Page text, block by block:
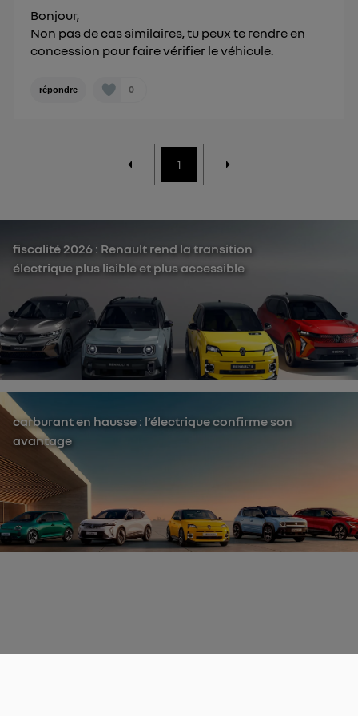
Bonjour,
Non pas de cas similaires, tu peux te rendre en
concession pour faire vérifier le véhicule.
répondre 0
1
fiscalité 2026 : Renault rend la transition
électrique plus lisible et plus accessible
carburant en hausse : l’électrique confirme son
avantage